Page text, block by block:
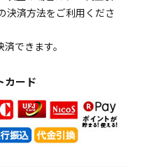
決済方法をご利用くださ
できます。
カード